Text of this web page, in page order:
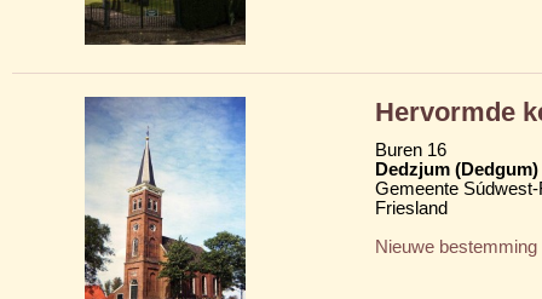
Hervormde
Buren 16
Dedzjum (Dedgum)
Gemeente
Friesland
Nieuwe bestemming